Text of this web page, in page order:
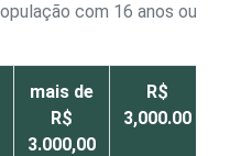
com 16 anos ou
mais de
R$
3.000,00
R$
3,000.00